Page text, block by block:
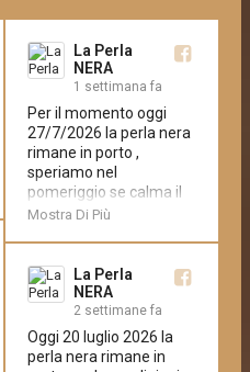
La Perla
NERA
1 settimana fa
Per il momento oggi
27/7/2026 la perla nera
rimane in porto ,
speriamo nel
pomeriggio se calma il
mare di poter
Mostra Di Più
La Perla
NERA
2 settimane fa
Oggi 20 luglio 2026 la
perla nera rimane in